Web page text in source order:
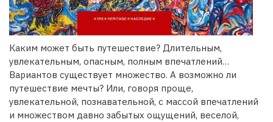
Каким может быть путешествие? Длительным,
увлекательным, опасным, полным впечатлений…
Вариантов существует множество. А возможно ли
путешествие мечты? Или, говоря проще,
увлекательной, познавательной, с массой впечатлений
и множеством давно забытых ощущений, веселой,